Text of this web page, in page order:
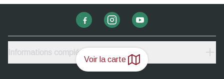
Voir la carte
Informations complémentaires